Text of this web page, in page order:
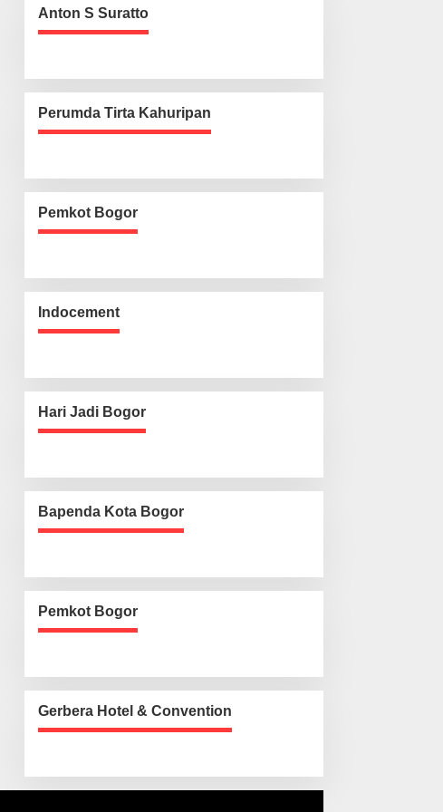
Anton S Suratto
Perumda Tirta Kahuripan
Pemkot Bogor
Indocement
Hari Jadi Bogor
Bapenda Kota Bogor
Pemkot Bogor
Gerbera Hotel & Convention